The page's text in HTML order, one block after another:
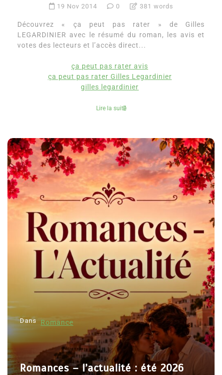
19 Nov 2014 0 381 words
Découvrez « ça peut pas rater » de Gilles
LEGARDINIER avec le résumé du roman, les avis et
votes des lecteurs et l’accès direct...
ça peut pas rater avis
ça peut pas rater Gilles Legardinier
gilles legardinier
Lire la suite
Dans Romance
Romances – l’actualité : été 2026